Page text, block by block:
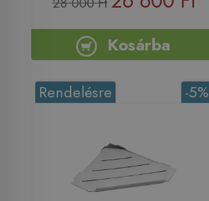
Kosárba
-5%
Rendelésre